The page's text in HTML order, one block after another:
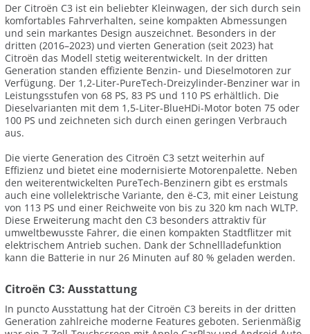
Der Citroën C3 ist ein beliebter Kleinwagen, der sich durch sein
komfortables Fahrverhalten, seine kompakten Abmessungen
und sein markantes Design auszeichnet. Besonders in der
dritten (2016–2023) und vierten Generation (seit 2023) hat
Citroën das Modell stetig weiterentwickelt. In der dritten
Generation standen effiziente Benzin- und Dieselmotoren zur
Verfügung. Der 1,2-Liter-PureTech-Dreizylinder-Benziner war in
Leistungsstufen von 68 PS, 83 PS und 110 PS erhältlich. Die
Dieselvarianten mit dem 1,5-Liter-BlueHDi-Motor boten 75 oder
100 PS und zeichneten sich durch einen geringen Verbrauch
aus.
Die vierte Generation des Citroën C3 setzt weiterhin auf
Effizienz und bietet eine modernisierte Motorenpalette. Neben
den weiterentwickelten PureTech-Benzinern gibt es erstmals
auch eine vollelektrische Variante, den ë-C3, mit einer Leistung
von 113 PS und einer Reichweite von bis zu 320 km nach WLTP.
Diese Erweiterung macht den C3 besonders attraktiv für
umweltbewusste Fahrer, die einen kompakten Stadtflitzer mit
elektrischem Antrieb suchen. Dank der Schnellladefunktion
kann die Batterie in nur 26 Minuten auf 80 % geladen werden.
Citroën C3: Ausstattung
In puncto Ausstattung hat der Citroën C3 bereits in der dritten
Generation zahlreiche moderne Features geboten. Serienmäßig